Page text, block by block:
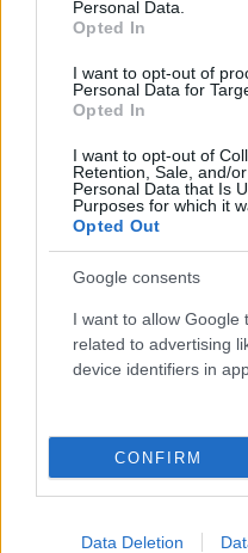
Personal Data.
Opted In
I want to opt-out of
Personal Data for
Opted In
I want to opt-out of
Retention, Sale, and/
Personal Data that Is
Purposes for which it
Opted Out
Google consents
I want to allow Google
related to advertising
device identifiers in
CONFIRM
Data Deletion
FLASH FOCUS